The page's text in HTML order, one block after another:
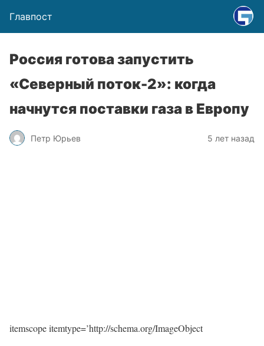
Главпост
Россия готова запустить
«Северный поток-2»: когда
начнутся поставки газа в Европу
Петр Юрьев 5 лет назад
itemscope itemtype=’http://schema.org/ImageObject